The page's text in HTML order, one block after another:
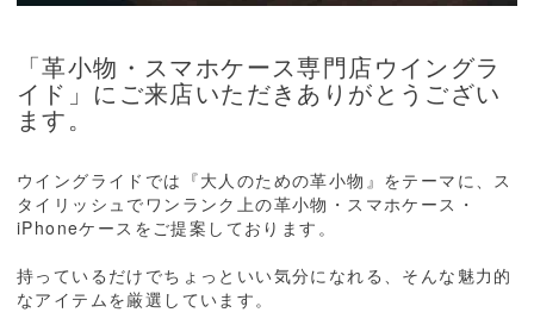
「革小物・スマホケース専門店ウイングラ
イド」にご来店いただきありがとうござい
ます。
ウイングライドでは『大人のための革小物』をテーマに、ス
タイリッシュでワンランク上の革小物・スマホケース・
iPhoneケースをご提案しております。
持っているだけでちょっといい気分になれる、そんな魅力的
なアイテムを厳選しています。